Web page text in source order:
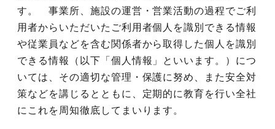
す。 事業所、施設の運営・営業活動の過程でご利
用者からいただいたご利用者個人を識別できる情報
や従業員などを含む関係者から取得した個人を識別
できる情報（以下「個人情報」といいます。）につ
いては、その適切な管理・保護に努め、また安全対
策などを講じるとともに、定期的に教育を行い全社
にこれを周知徹底してまいります。